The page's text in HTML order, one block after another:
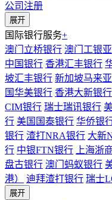
公司注册
展开
国际银行服务+
澳门立桥银行 澳门工银
中国银行 香港汇丰银行
坡汇丰银行 新加坡马来
国华美银行 香港大新银行
CIM银行 瑞士瑞讯银行
行 美国国泰银行 华侨银
银行 渣打NRA银行 大新
行 中银FTN银行 上海浙
盘古银行 澳门蚂蚁银行
港）
迪拜渣打银行 瑞士
展开